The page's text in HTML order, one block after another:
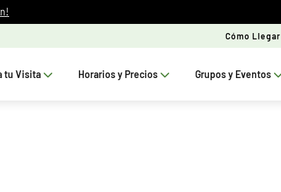
Cómo Llegar
tu Visita Horarios y Precios Grupos y Eventos